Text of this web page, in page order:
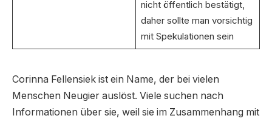
nicht öffentlich bestätigt,
daher sollte man vorsichtig
mit Spekulationen sein
Corinna Fellensiek ist ein Name, der bei vielen
Menschen Neugier auslöst. Viele suchen nach
Informationen über sie, weil sie im Zusammenhang mit